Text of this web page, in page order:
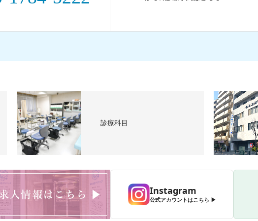
診療科目
Instagram
公式アカウントはこちら ▶